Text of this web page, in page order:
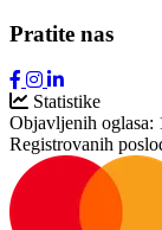
Pratite nas
Statistike
Objavljenih oglasa:
Registrovanih